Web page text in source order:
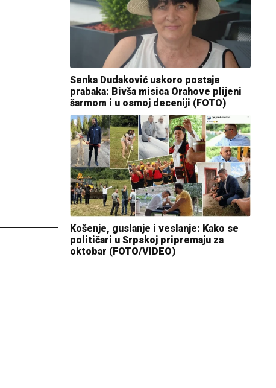
Senka Dudaković uskoro postaje
prabaka: Bivša misica Orahove plijeni
šarmom i u osmoj deceniji (FOTO)
Košenje, guslanje i veslanje: Kako se
političari u Srpskoj pripremaju za
oktobar (FOTO/VIDEO)